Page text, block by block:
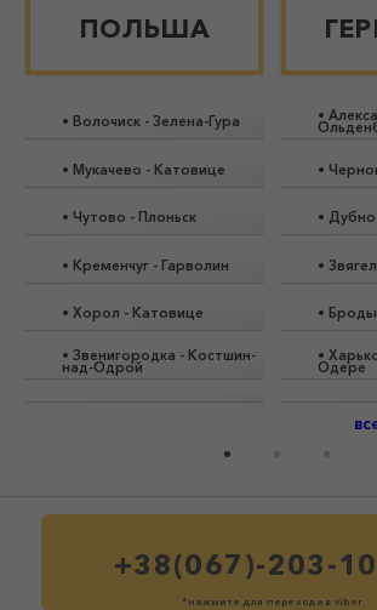
ПОЛЬША
• Волочиск- Зелена-Гура
• Мукачево - Катовице
• Чутово - Плоньск
• Кременчуг- Гарволин
• Хорол - Катовице
• Звенигородка - Костшин-
над-Одрой
•
•
• Дубно
•
• Броды
•
Одере
+38(067)-203-
*нажмите для перехода в viber